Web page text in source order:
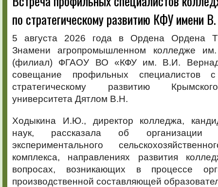
по стратегическому развитию КФУ имени
5 августа 2026 года в Ордена Ордена
Знамени агропромышленном колледже
(филиал) ФГАОУ ВО «КФУ им. В.И.
совещание профильных специалистов
стратегическому развитию
университета Дятлом В.Н.
Ходыкина И.Ю., директор колледжа,
наук, рассказала об организации
экспериментального
комплекса, направлениях развития
вопросах, возникающих в процессе
производственной составляющей